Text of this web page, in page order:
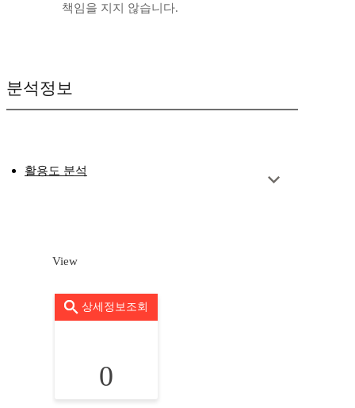
책임을 지지 않습니다.
분석정보
활용도 분석
View
상세정보조회
0